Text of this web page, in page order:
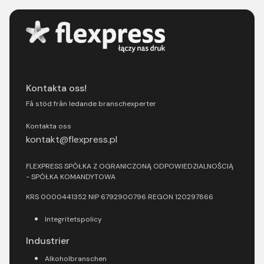
Kontakta oss!
Få stöd från ledande branschexperter
Kontakta oss
kontakt@flexpress.pl
FLEXPRESS SPÓŁKA Z OGRANICZONĄ ODPOWIEDZIALNOŚCIĄ
- SPÓŁKA KOMANDYTOWA
KRS 0000441352 NIP 6792900796 REGON 120297866
Integritetspolicy
Industrier
Alkoholbranschen